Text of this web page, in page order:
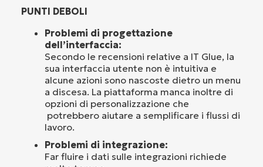
PUNTI DEBOLI
Problemi di progettazione
dell’interfaccia:
Secondo le recensioni relative a IT Glue, la
sua interfaccia utente non è intuitiva e
alcune azioni sono nascoste dietro un menu
a discesa. La piattaforma manca inoltre di
opzioni di personalizzazione che
potrebbero aiutare a semplificare i flussi di
lavoro.
Problemi di integrazione:
Far fluire i dati sulle integrazioni richiede